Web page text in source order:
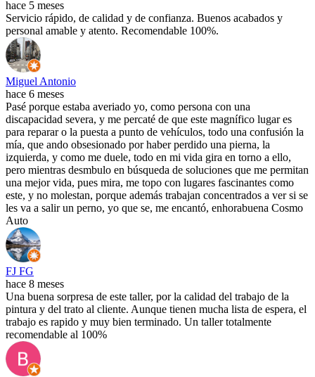
hace 5 meses
Servicio rápido, de calidad y de confianza. Buenos acabados y
personal amable y atento. Recomendable 100%.
Miguel Antonio
hace 6 meses
Pasé porque estaba averiado yo, como persona con una
discapacidad severa, y me percaté de que este magnífico lugar es
para reparar o la puesta a punto de vehículos, todo una confusión la
mía, que ando obsesionado por haber perdido una pierna, la
izquierda, y como me duele, todo en mi vida gira en torno a ello,
pero mientras desmbulo en búsqueda de soluciones que me permitan
una mejor vida, pues mira, me topo con lugares fascinantes como
este, y no molestan, porque además trabajan concentrados a ver si se
les va a salir un perno, yo que se, me encantó, enhorabuena Cosmo
Auto
FJ FG
hace 8 meses
Una buena sorpresa de este taller, por la calidad del trabajo de la
pintura y del trato al cliente. Aunque tienen mucha lista de espera, el
trabajo es rapido y muy bien terminado. Un taller totalmente
recomendable al 100%